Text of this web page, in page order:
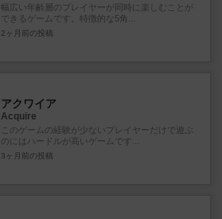
幅広い年齢層のプレイヤーが同時に楽しむことが
できるゲームです。特徴的な5角...
2ヶ月前 の投稿
アクワイア
Acquire
このゲームの経験が少ないプレイヤーだけで遊ぶ
のにはハードルが高いゲームです...
3ヶ月前 の投稿